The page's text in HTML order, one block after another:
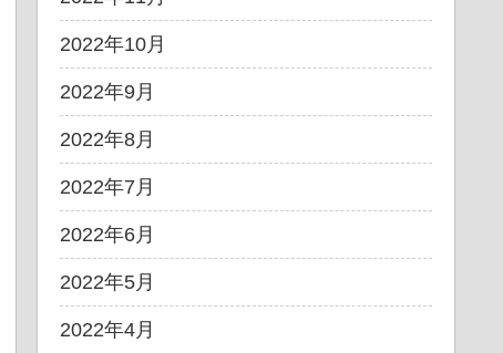
2022年10月
2022年9月
2022年8月
2022年7月
2022年6月
2022年5月
2022年4月